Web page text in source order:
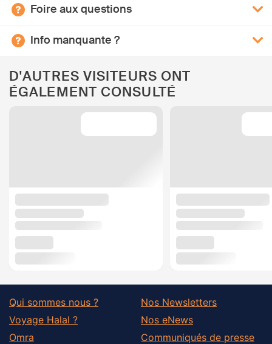
Foire aux questions
Info manquante ?
D'AUTRES VISITEURS ONT
ÉGALEMENT CONSULTÉ
Qui sommes nous ?
Voyage Halal ?
Omra
Nos Newsletters
Nos eNews
Communiqués de presse